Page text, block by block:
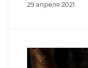
29 апреля 2021